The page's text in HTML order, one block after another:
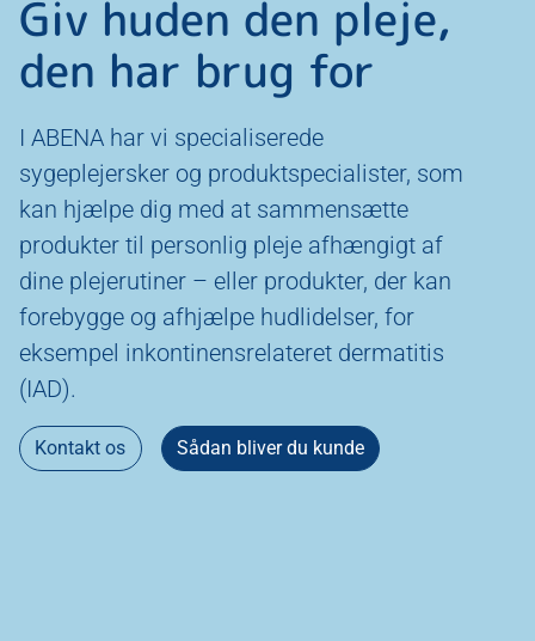
Giv huden den pleje,
den har brug for
I ABENA har vi specialiserede
sygeplejersker og produktspecialister, som
kan hjælpe dig med at sammensætte
produkter til personlig pleje afhængigt af
dine plejerutiner – eller produkter, der kan
forebygge og afhjælpe hudlidelser, for
eksempel inkontinensrelateret dermatitis
(IAD).
Kontakt os Sådan bliver du kunde